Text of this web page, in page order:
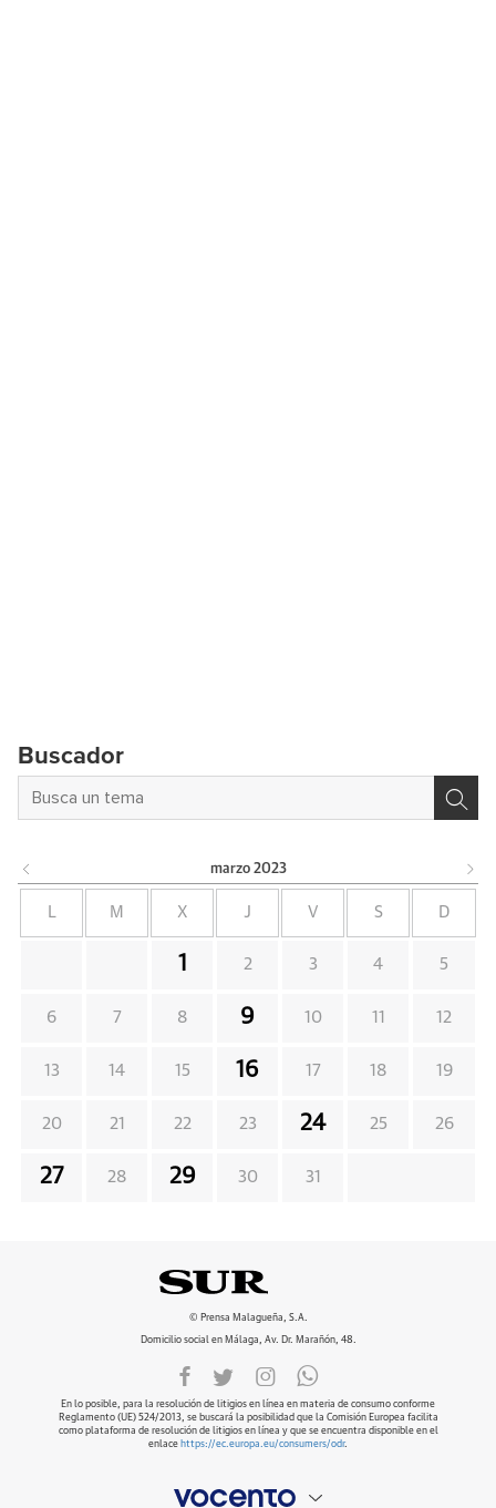
Buscador
marzo 2023
L M X J V S D
1 2 3 4 5
6 7 8 9 10 11 12
13 14 15 16 17 18 19
20 21 22 23 24 25 26
27 28 29 30 31
© Prensa Malagueña, S.A.
Domicilio social en Málaga, Av. Dr. Marañón, 48.
En lo posible, para la resolución de litigios en línea en materia de consumo conforme
Reglamento (UE) 524/2013, se buscará la posibilidad que la Comisión Europea facilita
como plataforma de resolución de litigios en línea y que se encuentra disponible en el
enlace https://ec.europa.eu/consumers/odr.